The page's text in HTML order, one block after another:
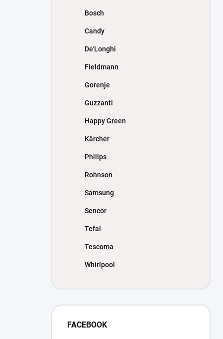
Bosch
Candy
De'Longhi
Fieldmann
Gorenje
Guzzanti
Happy Green
Kärcher
Philips
Rohnson
Samsung
Sencor
Tefal
Tescoma
Whirlpool
FACEBOOK